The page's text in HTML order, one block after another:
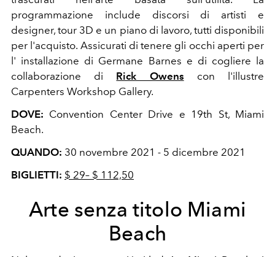
programmazione include discorsi di artisti e
designer, tour 3D e un piano di lavoro, tutti disponibili
per l'acquisto. Assicurati di tenere gli occhi aperti per
l' installazione di Germane Barnes e di cogliere la
collaborazione di Rick Owens con l'illustre
Carpenters Workshop Gallery.
DOVE: Convention Center Drive e 19th St, Miami
Beach.
QUANDO: 30 novembre 2021 - 5 dicembre 2021
BIGLIETTI: $ 29– $ 112,50
Arte senza titolo Miami
Beach